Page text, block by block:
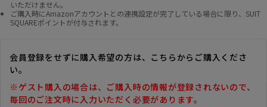
いただけません。
ご購入時にAmazonアカウントとの連携設定が完了している場合に限り、SUIT
SQUAREポイントが付与されます。
会員登録をせずに購入希望の方は、こちらからご購入くださ
い。
※ゲスト購入の場合は、ご購入時の情報が登録されないので、
毎回のご注文時に入力いただく必要があります。